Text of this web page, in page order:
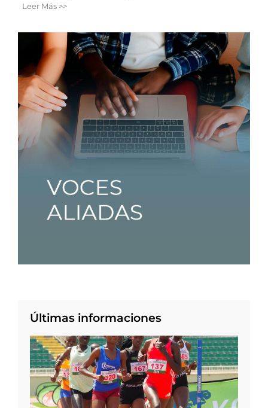
Leer Más >>
Últimas informaciones